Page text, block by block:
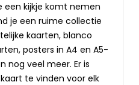
een kijkje komt nemen
je een ruime collectie
kaarten, blanco
posters in A4 en A5-
nog veel meer. Er is
te vinden voor elk